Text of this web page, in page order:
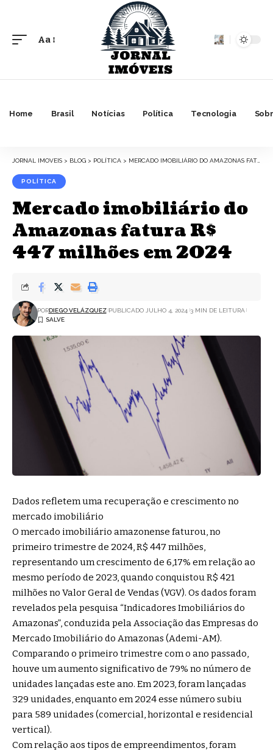
Font
Aa
Home Brasil Notícias Política Tecnologia
JORNAL IMOVEIS > BLOG > POLÍTICA > MERCADO IMOBILIÁRIO DO AMAZONAS FATURA R$ 447 MILHÕES EM 2024
POLÍTICA
Mercado imobiliário do
Amazonas fatura R$
447 milhões em 2024
PORDIEGO VELÁZQUEZ PUBLICADO JULHO 4, 2024 3 MIN DE LEITURA
Dados refletem uma recuperação e crescimento no
mercado imobiliário
O mercado imobiliário amazonense faturou, no
primeiro trimestre de 2024, R$ 447 milhões,
representando um crescimento de 6,17% em relação ao
mesmo período de 2023, quando conquistou R$ 421
milhões no Valor Geral de Vendas (VGV). Os dados foram
revelados pela pesquisa “Indicadores Imobiliários do
Amazonas”, conduzida pela Associação das Empresas do
Mercado Imobiliário do Amazonas (Ademi-AM).
Comparando o primeiro trimestre com o ano passado,
houve um aumento significativo de 79% no número de
unidades lançadas este ano. Em 2023, foram lançadas
329 unidades, enquanto em 2024 esse número subiu
para 589 unidades (comercial, horizontal e residencial
vertical).
Com relação aos tipos de empreendimentos, foram